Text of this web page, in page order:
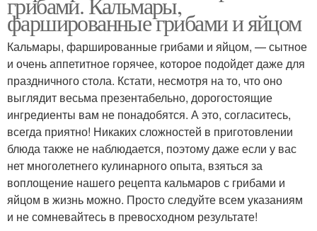
фаршированные грибами и яйцом
Кальмары, фаршированные грибами и яйцом, — сытное
и очень аппетитное горячее, которое подойдет даже для
праздничного стола. Кстати, несмотря на то, что оно
выглядит весьма презентабельно, дорогостоящие
ингредиенты вам не понадобятся. А это, согласитесь,
всегда приятно! Никаких сложностей в приготовлении
блюда также не наблюдается, поэтому даже если у вас
нет многолетнего кулинарного опыта, взяться за
воплощение нашего рецепта кальмаров с грибами и
яйцом в жизнь можно. Просто следуйте всем указаниям
и не сомневайтесь в превосходном результате!